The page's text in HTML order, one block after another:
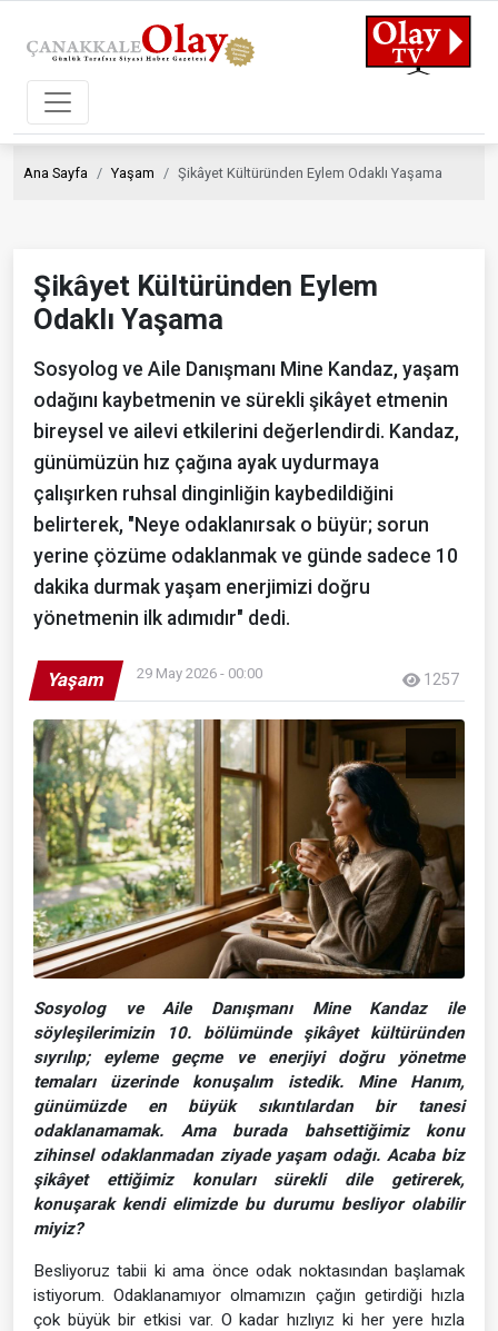
Ana Sayfa Yaşam Şikâyet Kültüründen Eylem Odaklı Yaşama
Şikâyet Kültüründen Eylem
Odaklı Yaşama
Sosyolog ve Aile Danışmanı Mine Kandaz, yaşam
odağını kaybetmenin ve sürekli şikâyet etmenin
bireysel ve ailevi etkilerini değerlendirdi. Kandaz,
günümüzün hız çağına ayak uydurmaya
çalışırken ruhsal dinginliğin kaybedildiğini
belirterek, "Neye odaklanırsak o büyür; sorun
yerine çözüme odaklanmak ve günde sadece 10
dakika durmak yaşam enerjimizi doğru
yönetmenin ilk adımıdır" dedi.
Yaşam 29 May 2026 - 00:00 1257
Sosyolog ve Aile Danışmanı Mine Kandaz ile
söyleşilerimizin 10. bölümünde şikâyet kültüründen
sıyrılıp; eyleme geçme ve enerjiyi doğru yönetme
temaları üzerinde konuşalım istedik. Mine Hanım,
günümüzde en büyük sıkıntılardan bir tanesi
odaklanamamak. Ama burada bahsettiğimiz konu
zihinsel odaklanmadan ziyade yaşam odağı. Acaba biz
şikâyet ettiğimiz konuları sürekli dile getirerek,
konuşarak kendi elimizde bu durumu besliyor olabilir
miyiz?
Besliyoruz tabii ki ama önce odak noktasından başlamak
istiyorum. Odaklanamıyor olmamızın çağın getirdiği hızla
çok büyük bir etkisi var. O kadar hızlıyız ki her yere hızla